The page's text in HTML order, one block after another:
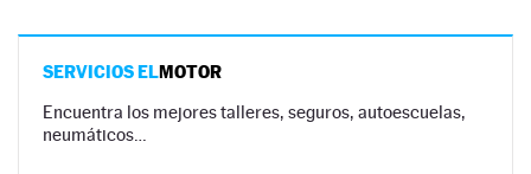
SERVICIOS ELMOTOR
Encuentra los mejores talleres, seguros, autoescuelas,
neumáticos…